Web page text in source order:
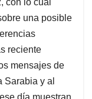
vicepresidenta
en
de una protesta
no